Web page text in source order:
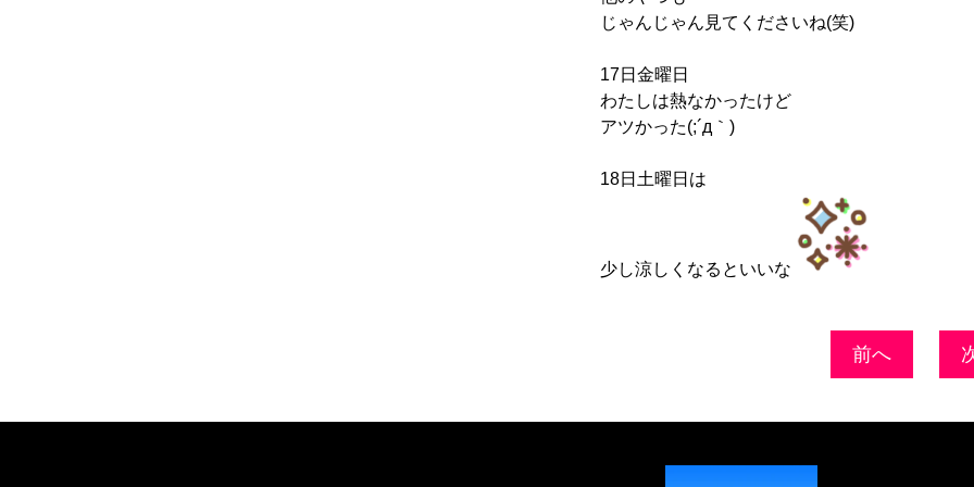
じゃんじゃん見てくださいね(笑)
17日金曜日
わたしは熱なかったけど
アツかった(;´д｀)
18日土曜日は
少し涼しくなるといいな
前へ